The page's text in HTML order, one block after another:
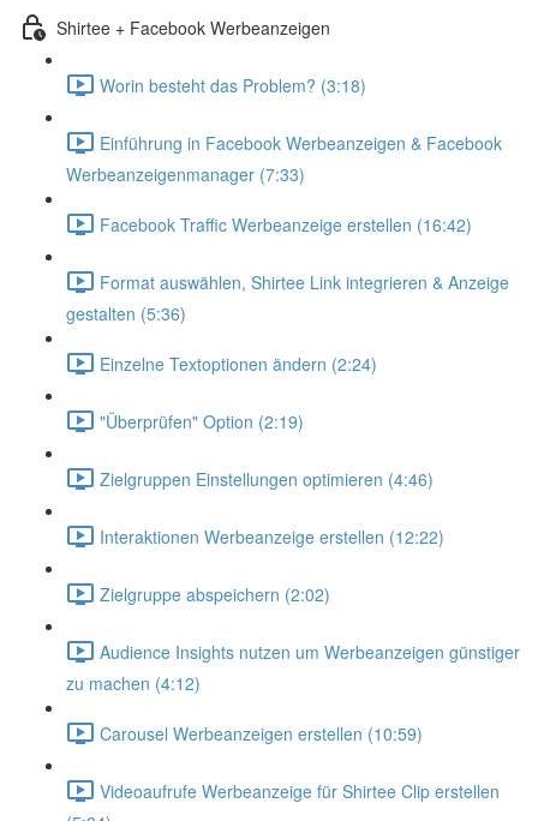
Shirtee + Facebook Werbeanzeigen
Worin besteht das Problem? (3:18)
Einführung in Facebook Werbeanzeigen & Facebook
Werbeanzeigenmanager (7:33)
Facebook Traffic Werbeanzeige erstellen (16:42)
Format auswählen, Shirtee Link integrieren & Anzeige
gestalten (5:36)
Einzelne Textoptionen ändern (2:24)
"Überprüfen" Option (2:19)
Zielgruppen Einstellungen optimieren (4:46)
Interaktionen Werbeanzeige erstellen (12:22)
Zielgruppe abspeichern (2:02)
Audience Insights nutzen um Werbeanzeigen günstiger
zu machen (4:12)
Carousel Werbeanzeigen erstellen (10:59)
Videoaufrufe Werbeanzeige für Shirtee Clip erstellen